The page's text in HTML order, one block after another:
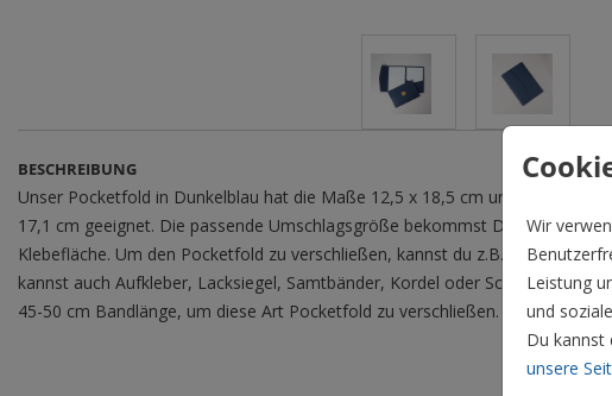
Wir
Leistung
und
Du kannst
unsere
BESCHREIBUNG
Unser Pocketfold in Dunkelblau hat die Maße 12,5 x 18,5 cm und ist ideal für
17,1 cm geeignet. Die passende Umschlagsgröße bekommst Du mit 13,5 x
Klebefläche. Um den Pocketfold zu verschließen, kannst du z.B. eine
kannst auch Aufkleber, Lacksiegel, Samtbänder, Kordel oder Schnüre zum
45-50 cm Bandlänge, um diese Art Pocketfold zu verschließen.